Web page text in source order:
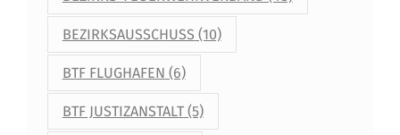
BEZIRKSAUSSCHUSS (10)
BTF FLUGHAFEN (6)
BTF JUSTIZANSTALT(5)